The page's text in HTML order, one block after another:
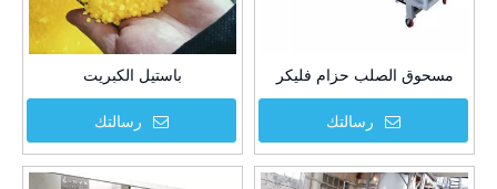
باستيل الكبريت
رسالتك
مسحوق الصلب حزام فليكر
رسالتك